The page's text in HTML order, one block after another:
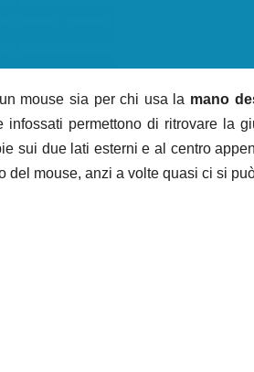
mouse sia per chi usa la mano
infossati permettono di ritrovare la
sui due lati esterni e al centro
del mouse, anzi a volte quasi ci si